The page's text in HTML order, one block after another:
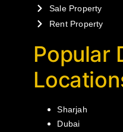
Sale Property
Rent Property
Popular
Sharjah
Dubai